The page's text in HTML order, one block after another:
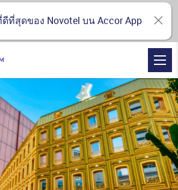
ที่สุดของ Novotel บน Accor App